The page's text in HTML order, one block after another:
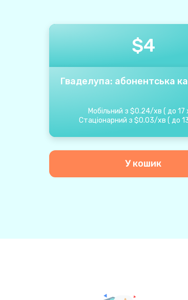
$4
Гваделупа: абонентська
Мобільний з $0.24/хв ( до 17
Стаціонарний з $0.03/хв ( до
У кошик